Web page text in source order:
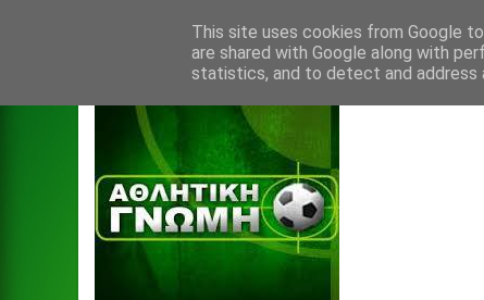
This site uses cookies from Google
are shared with Google along with
statistics, and to detect and address